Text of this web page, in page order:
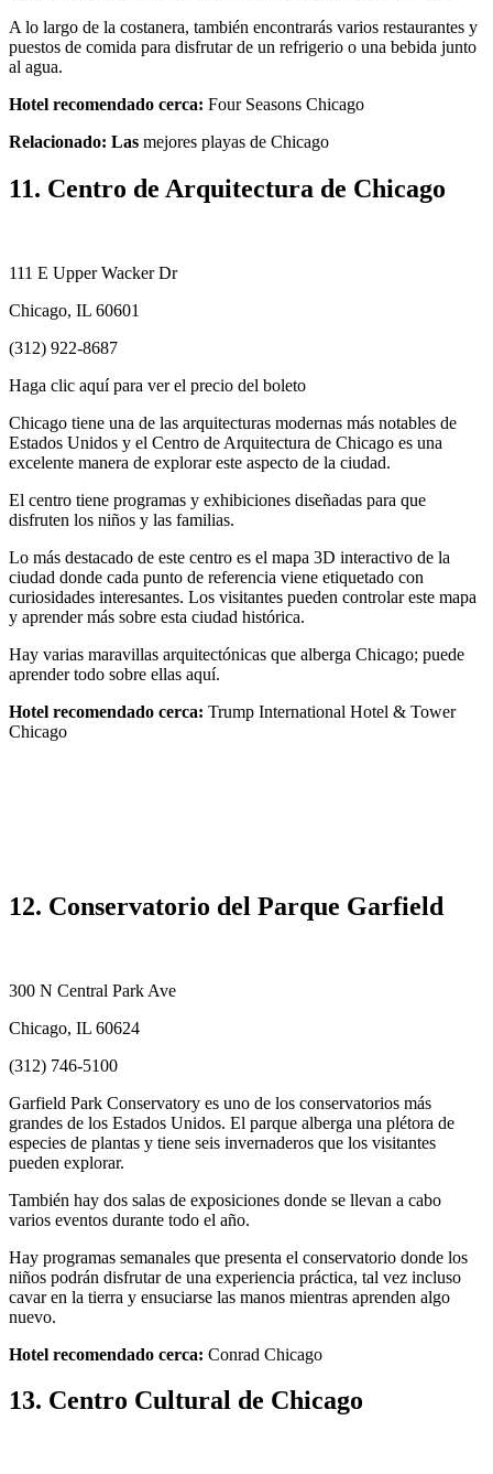
A lo largo de la costanera, también encontrarás varios restaurantes y
puestos de comida para disfrutar de un refrigerio o una bebida junto
al agua.
Hotel recomendado cerca: Four Seasons Chicago
Relacionado: Las mejores playas de Chicago
11. Centro de Arquitectura de Chicago
111 E Upper Wacker Dr
Chicago, IL 60601
(312) 922-8687
Haga clic aquí para ver el precio del boleto
Chicago tiene una de las arquitecturas modernas más notables de
Estados Unidos y el Centro de Arquitectura de Chicago es una
excelente manera de explorar este aspecto de la ciudad.
El centro tiene programas y exhibiciones diseñadas para que
disfruten los niños y las familias.
Lo más destacado de este centro es el mapa 3D interactivo de la
ciudad donde cada punto de referencia viene etiquetado con
curiosidades interesantes. Los visitantes pueden controlar este mapa
y aprender más sobre esta ciudad histórica.
Hay varias maravillas arquitectónicas que alberga Chicago; puede
aprender todo sobre ellas aquí.
Hotel recomendado cerca: Trump International Hotel & Tower
Chicago
12. Conservatorio del Parque Garfield
300 N Central Park Ave
Chicago, IL 60624
(312) 746-5100
Garfield Park Conservatory es uno de los conservatorios más
grandes de los Estados Unidos. El parque alberga una plétora de
especies de plantas y tiene seis invernaderos que los visitantes
pueden explorar.
También hay dos salas de exposiciones donde se llevan a cabo
varios eventos durante todo el año.
Hay programas semanales que presenta el conservatorio donde los
niños podrán disfrutar de una experiencia práctica, tal vez incluso
cavar en la tierra y ensuciarse las manos mientras aprenden algo
nuevo.
Hotel recomendado cerca: Conrad Chicago
13. Centro Cultural de Chicago